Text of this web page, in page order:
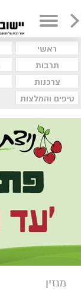
ראשי
תרבות
צרכנות
טיפים והמלצות
מגזין